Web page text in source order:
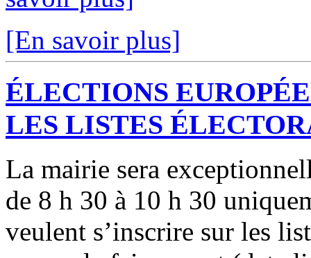
[En savoir plus]
ÉLECTIONS
LES LISTES
La mairie sera
de 8 h 30 à 10 h 30
veulent s’inscrire sur les